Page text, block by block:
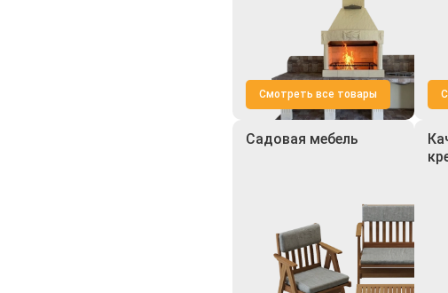
Смотреть все товары
Садовая мебель